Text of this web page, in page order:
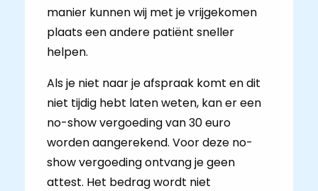
manier kunnen wij met je vrijgekomen
plaats een andere patiënt sneller
helpen.
Als je niet naar je afspraak komt en dit
niet tijdig hebt laten weten, kan er een
no-show vergoeding van 30 euro
worden aangerekend. Voor deze no-
show vergoeding ontvang je geen
attest. Het bedrag wordt niet